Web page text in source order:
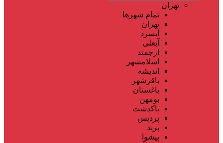
تهران
تمام شهر‌ها
تهران
آبسرد
آبعلی
ارجمند
اسلامشهر
اندیشه
باقرشهر
باغستان
بومهن
پاکدشت
پردیس
پرند
پیشوا